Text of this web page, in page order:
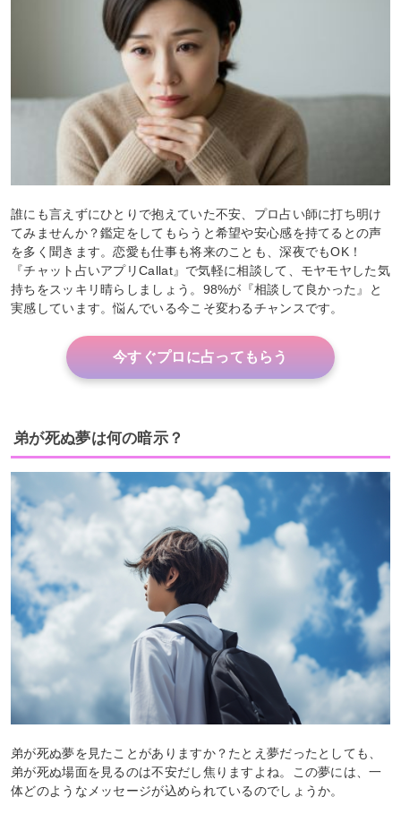
誰にも言えずにひとりで抱えていた不安、プロ占い師に打ち明け
てみませんか？鑑定をしてもらうと希望や安心感を持てるとの声
を多く聞きます。恋愛も仕事も将来のことも、深夜でもOK！
『チャット占いアプリCallat』で気軽に相談して、モヤモヤした気
持ちをスッキリ晴らしましょう。98%が『相談して良かった』と
実感しています。悩んでいる今こそ変わるチャンスです。
今すぐプロに占ってもらう
弟が死ぬ夢は何の暗示？
弟が死ぬ夢を見たことがありますか？たとえ夢だったとしても、
弟が死ぬ場面を見るのは不安だし焦りますよね。この夢には、一
体どのようなメッセージが込められているのでしょうか。